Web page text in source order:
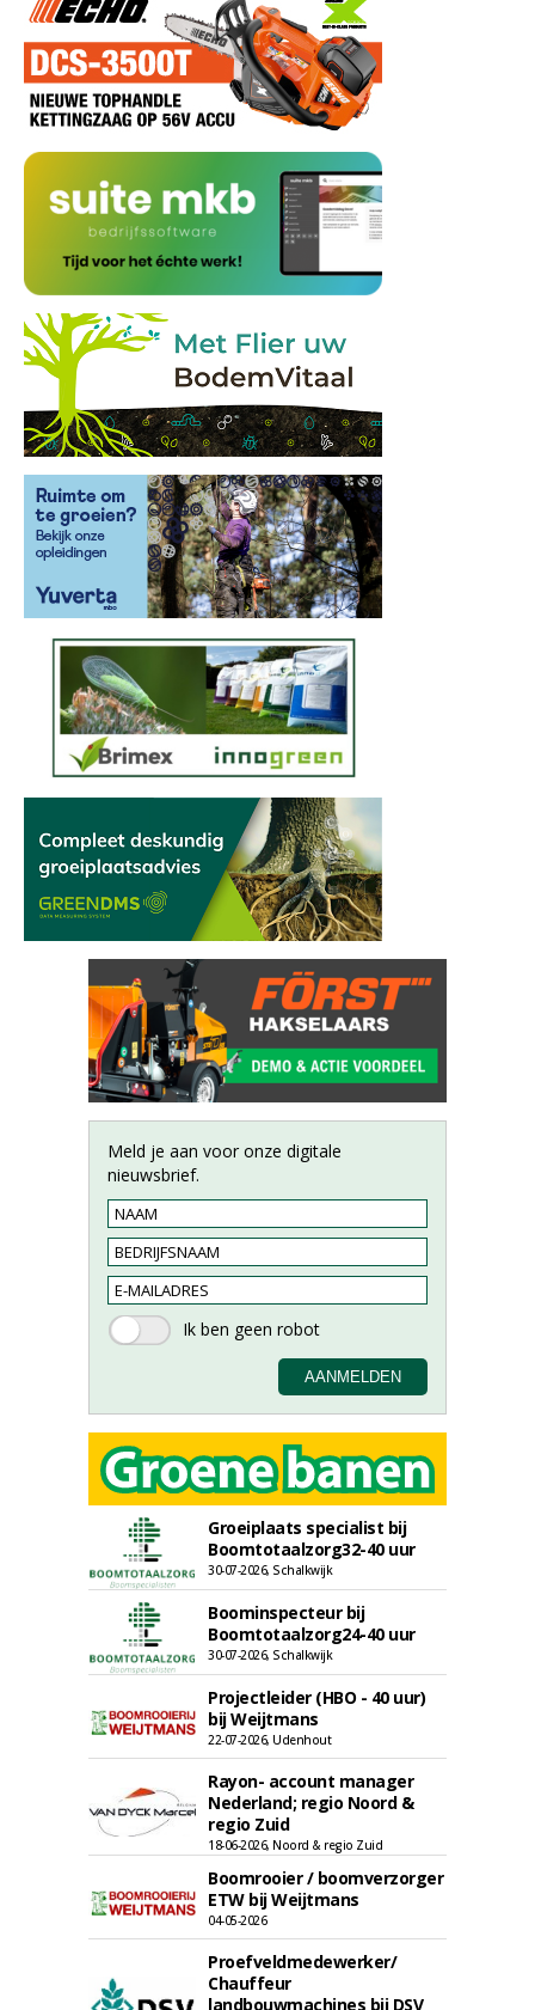
Meld je aan voor onze digitale
nieuwsbrief.
Groeiplaats specialist bij
Boomtotaalzorg32-40 uur
30-07-2026, Schalkwijk
Boominspecteur bij
Boomtotaalzorg24-40 uur
30-07-2026, Schalkwijk
Projectleider (HBO - 40 uur)
bij Weijtmans
22-07-2026, Udenhout
Rayon- account manager
Nederland; regio Noord &
regio Zuid
18-06-2026, Noord & regio Zuid
Boomrooier / boomverzorger
ETW bij Weijtmans
04-05-2026
Proefveldmedewerker/
Chauffeur
landbouwmachines bij DSV